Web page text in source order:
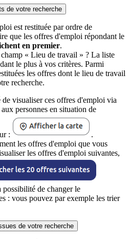
de votre recherche
est restituée par ordre de
que les offres d'emploi répondant le
en premier.
« Lieu de travail » ? La liste
le plus à vos critères. Parmi
les offres dont le lieu de travail
recherche.
visualiser ces offres d'emploi via
personnes en situation de
:
.
les offres d'emploi que vous
les offres d'emploi suivantes,
possibilité de changer le
: vous pouvez par exemple les trier
de votre recherche